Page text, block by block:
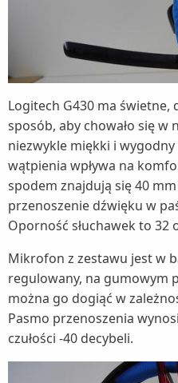
Logitech G430 ma
sposób, aby chowało się w
niezwykle miękki i
wątpienia wpływa na
spodem znajdują się 40
przenoszenie dźwięku w
Oporność słuchawek to 32
Mikrofon z zestawu jest w
regulowany, na gumowym
można go dogiąć w
Pasmo przenoszenia
czułości -40 decybeli.